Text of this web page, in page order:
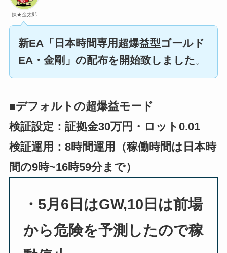
錬★金太郎
新EA「日本時間専用超爆益型ゴールド
EA・金剛」の配布を開始致しました 。
■デフォルトの超爆益モード
検証設定：証拠金30万円・ロット0.01
検証運用：8時間運用（稼働時間は日本時
間の9時~16時59分まで）
・5月6日はGW,10日は前場
から危険を予測したので稼